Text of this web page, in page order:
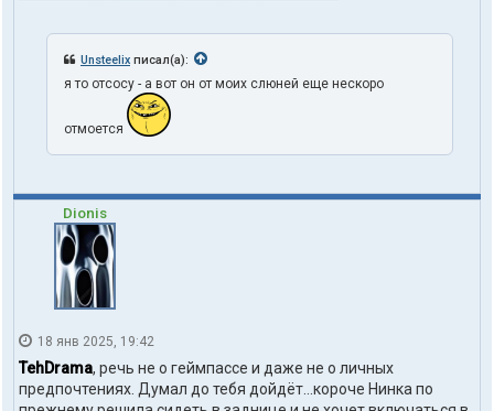
Unsteelix писал(а):
я то отсосу - а вот он от моих слюней еще нескоро
отмоется
Dionis
18 янв 2025, 19:42
TehDrama, речь не о геймпассе и даже не о личных
предпочтениях. Думал до тебя дойдёт...короче Нинка по